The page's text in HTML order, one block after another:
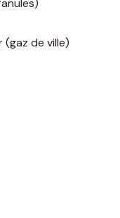
(gaz de ville)